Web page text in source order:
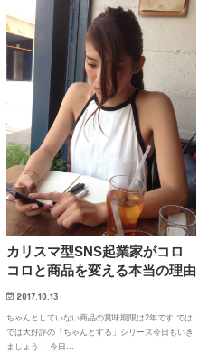
カリスマ型SNS起業家がコロ
コロと商品を変える本当の理由
2017.10.13
ちゃんとしていない商品の賞味期限は2年です では
では大好評の「ちゃんとする」シリーズ今日もいき
ましょう！ 今日…